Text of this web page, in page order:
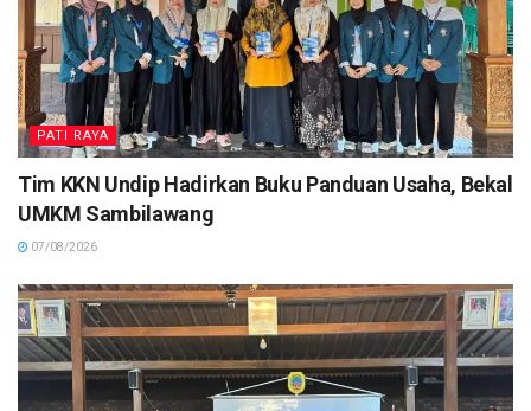
PATI RAYA
Tim KKN Undip Hadirkan Buku Panduan Usaha, Bekal
UMKM Sambilawang
07/08/2026